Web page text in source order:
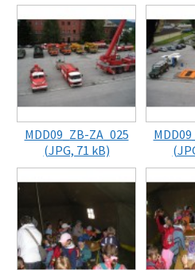
MDD09_ZB-ZA_025
(JPG, 71 kB)